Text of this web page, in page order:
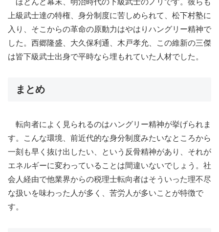
上級武士達の特権、身分制度に苦しめられて、松下村塾に
入り、そこからの革命の原動力はやはりハングリー精神で
した。西郷隆盛、大久保利通、木戸孝允、この維新の三傑
は皆下級武士出身で平時なら埋もれていた人材でした。
まとめ
転向者によく見られるのはハングリー精神が挙げられま
す。こんな環境、前近代的な身分制度みたいなところから
一刻も早く抜け出したい、という反骨精神があり、それが
エネルギーに変わっていることは間違いないでしょう。社
会人経由で他業界からの税理士転向者はそういった理不尽
な扱いを味わった人が多く、苦労人が多いことが特徴で
す。